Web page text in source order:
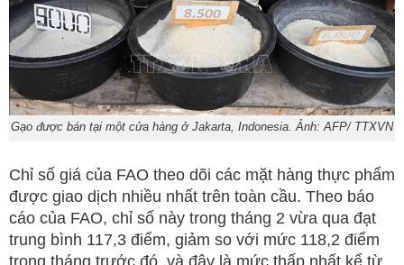
Gạo được bán tại một cửa hàng ở Jakarta, Indonesia. Ảnh: AFP/ TTXVN
Chỉ số giá của FAO theo dõi các mặt hàng thực phẩm
được giao dịch nhiều nhất trên toàn cầu. Theo báo
cáo của FAO, chỉ số này trong tháng 2 vừa qua đạt
trung bình 117,3 điểm, giảm so với mức 118,2 điểm